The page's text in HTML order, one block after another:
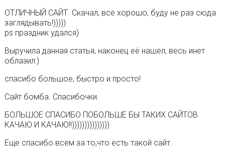
ОТЛИЧНЫЙ САЙТ. Скачал, все хорошо, буду не раз сюда
заглядывать!)))))
ps праздник удался)
Выручила данная статья, наконец её нашел, весь инет
облазил:)
спасибо большое, быстро и просто!
Cайт бомба. Спасибочки.
БОЛЬШОЕ СПАСИБО ПОБОЛЬШЕ БЫ ТАКИХ САЙТОВ
КАЧАЮ И КАЧАЮ!!)))))))))))))))
Еще спасибо всем за то,что есть такой сайт.